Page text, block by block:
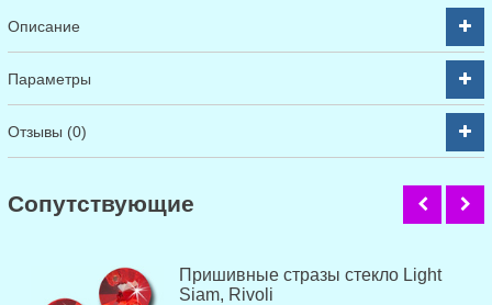
Описание
Параметры
Отзывы (0)
Cопутствующие
Пришивные стразы стекло Light
Siam, Rivoli